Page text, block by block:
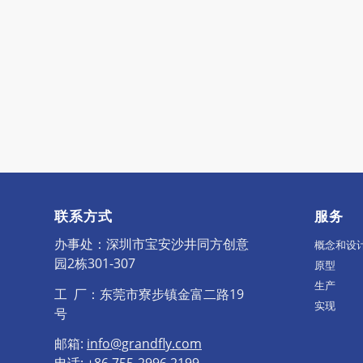
联系方式
办事处：深圳市宝安沙井同方创意
园2栋301-307
工 厂：东莞市寮步镇金富二路19
号
邮箱: info@grandfly.com
服务
概念和设
原型
生产
实现